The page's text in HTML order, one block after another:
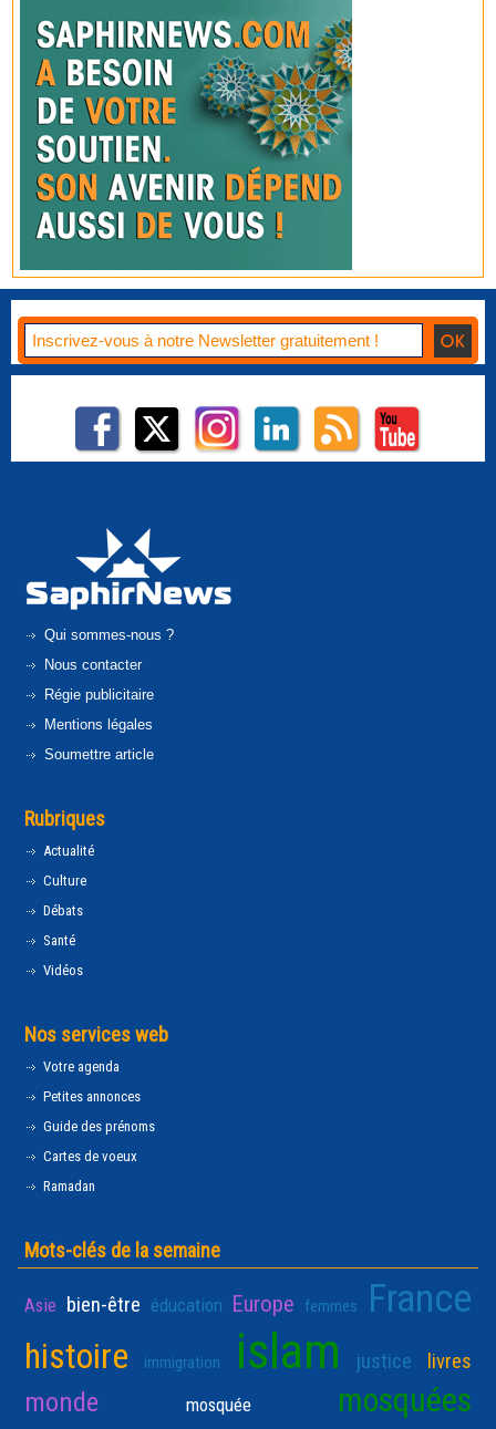
Qui sommes-nous ?
Nous contacter
Régie publicitaire
Mentions légales
Soumettre article
Rubriques
Actualité
Culture
Débats
Santé
Vidéos
Nos services web
Votre agenda
Petites annonces
Guide des prénoms
Cartes de voeux
Ramadan
Mots-clés de la semaine
Asie bien-être éducation Europe femmes France
histoire immigration islam justice livres
monde mosquée mosquées